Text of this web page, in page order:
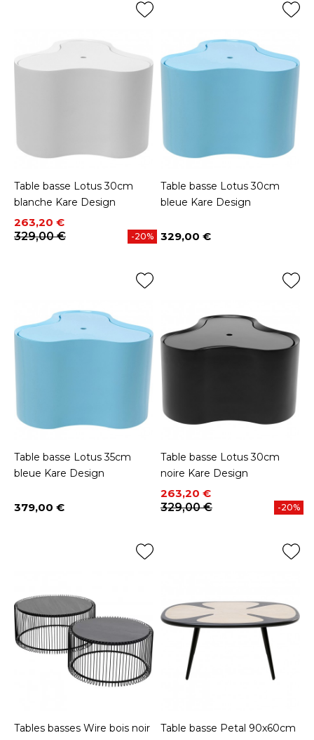
Table basse Lotus 30cm
blanche Kare Design
Prix
263,20 €
Prix de base
329,00 €
-20%
Table basse Lotus 30cm
bleue Kare Design
Prix
329,00 €
Table basse Lotus 35cm
bleue Kare Design
Prix
379,00 €
Table basse Lotus 30cm
noire Kare Design
Prix
263,20 €
Prix de base
329,00 €
-20%
Tables basses Wire bois noir
Table basse Petal 90x60cm